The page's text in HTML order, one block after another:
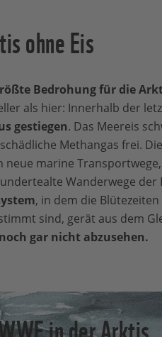
ohne Eis
Bedrohung für die
als hier: Innerhalb der
gestiegen. Das Meereis
Methangas frei.
neue marine
Wanderwege der
, in dem die
sind, gerät aus dem
gar nicht abzusehen.
in der Arktis